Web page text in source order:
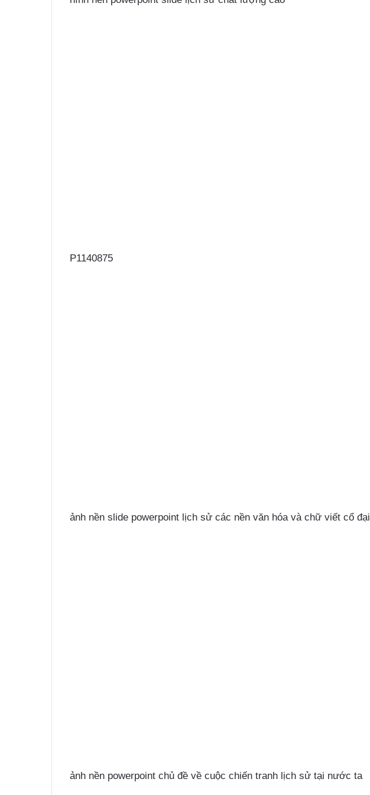
P1140875
ảnh nền slide powerpoint lịch sử các nền văn hóa và chữ viết cổ đại
ảnh nền powerpoint chủ đề về cuộc chiến tranh lịch sử tại nước ta